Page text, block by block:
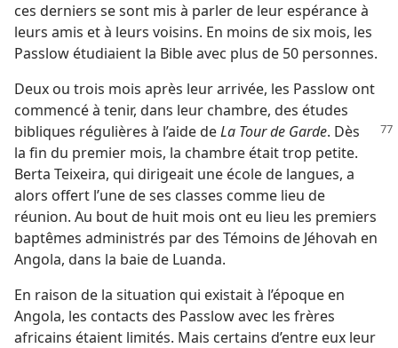
ces derniers se sont mis à parler de leur espérance à
leurs amis et à leurs voisins. En moins de six mois, les
Passlow étudiaient la Bible avec plus de 50 personnes.
Deux ou trois mois après leur arrivée, les Passlow ont
commencé à tenir, dans leur chambre, des études
bibliques régulières à l’aide deLa Tour de Garde. Dès
la fin du premier mois, la chambre était trop petite.
Berta Teixeira, qui dirigeait une école de langues, a
alors offert l’une de ses classes comme lieu de
réunion. Au bout de huit mois ont eu lieu les premiers
baptêmes administrés par des Témoins de Jéhovah en
Angola, dans la baie de Luanda.
En raison de la situation qui existait à l’époque en
Angola, les contacts des Passlow avec les frères
africains étaient limités. Mais certains d’entre eux leur